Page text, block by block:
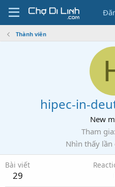
Thành viên
hipec-in-
New
Tham gia
Nhìn thấy lần
Bài viết
29